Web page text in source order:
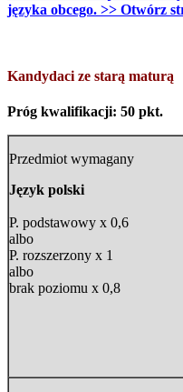
języka obcego. >> Otwórz
Kandydaci ze starą maturą
Próg kwalifikacji: 50 pkt.
Przedmiot wymagany
Język polski
P. podstawowy x 0,6
albo
P. rozszerzony x 1
albo
brak poziomu x 0,8